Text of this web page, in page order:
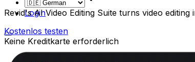
Login
Revid's AI Video Editing Suite turns video
Kostenlos testen
Keine Kreditkarte erforderlich